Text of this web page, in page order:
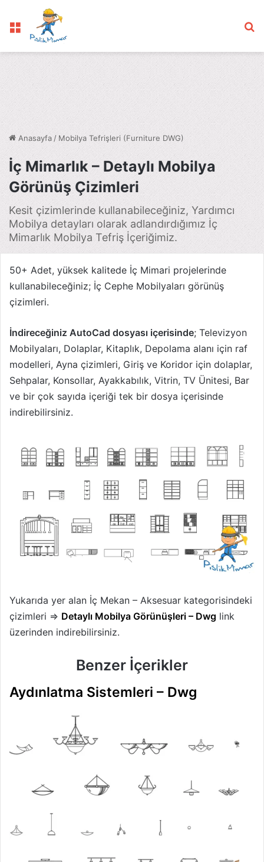
Menü
Anasayfa / Mobilya Tefrişleri (Furniture DWG)
İç Mimarlık – Detaylı Mobilya
Görünüş Çizimleri
Kesit çizimlerinde kullanabileceğiniz, Yardımcı
Mobilya detayları olarak adlandırdığımız İç
Mimarlık Mobilya Tefriş İçeriğimiz.
50+ Adet, yüksek kalitede İç Mimari projelerinde
kullanabileceğiniz; İç Cephe Mobilyaları görünüş
çizimleri.
İndireceğiniz AutoCad dosyası içerisinde; Televizyon
Mobilyaları, Dolaplar, Kitaplık, Depolama alanı için raf
modelleri, Ayna çizimleri, Giriş ve Koridor için dolaplar,
Sehpalar, Konsollar, Ayakkabılık, Vitrin, TV Ünitesi, Bar
ve bir çok sayıda içeriği tek bir dosya içerisinde
indirebilirsiniz.
Yukarıda yer alan İç Mekan – Aksesuar kategorisindeki
çizimleri ⇒ Detaylı Mobilya Görünüşleri – Dwg link
üzerinden indirebilirsiniz.
Benzer İçerikler
Aydınlatma Sistemleri – Dwg